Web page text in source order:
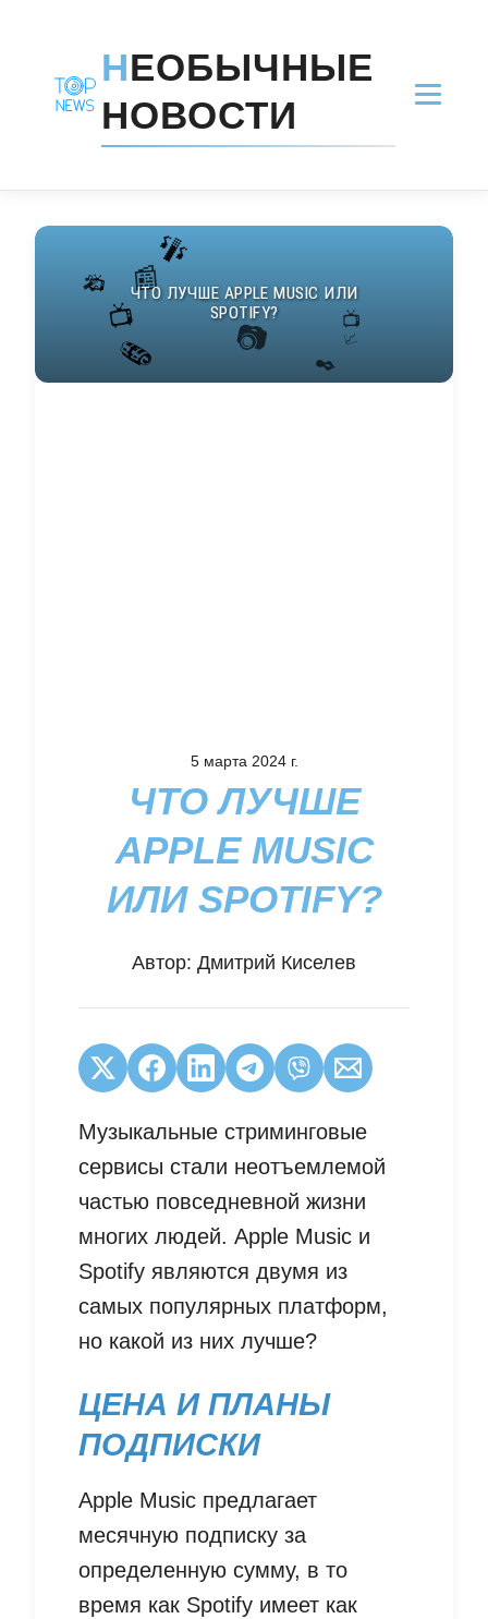
НЕОБЫЧНЫЕ
НОВОСТИ
5 марта 2024 г.
ЧТО ЛУЧШЕ
APPLE MUSIC
ИЛИ SPOTIFY?
Автор: Дмитрий Киселев
Музыкальные стриминговые
сервисы стали неотъемлемой
частью повседневной жизни
многих людей. Apple Music и
Spotify являются двумя из
самых популярных платформ,
но какой из них лучше?
ЦЕНА И ПЛАНЫ
ПОДПИСКИ
Apple Music предлагает
месячную подписку за
определенную сумму, в то
время как Spotify имеет как